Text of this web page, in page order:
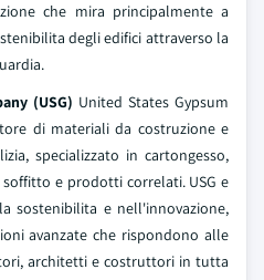
che mira principalmente a
degli edifici attraverso la
(USG) United States Gypsum
di materiali da costruzione e
specializzato in cartongesso,
e prodotti correlati. USG e
sostenibilita e nell'innovazione,
avanzate che rispondono alle
architetti e costruttori in tutta